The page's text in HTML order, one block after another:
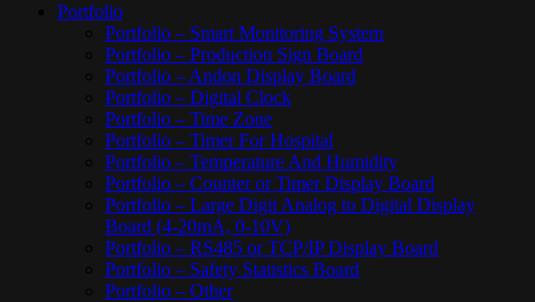
Portfolio
Portfolio – Smart Monitoring System
Portfolio – Production Sign Board
Portfolio – Andon Display Board
Portfolio – Digital Clock
Portfolio – Time Zone
Portfolio – Timer For Hospital
Portfolio – Temperature And Humidity
Portfolio – Counter or Timer Display Board
Portfolio – Large Digit Analog to Digital Display
Board (4-20mA, 0-10V)
Portfolio – RS485 or TCP/IP Display Board
Portfolio – Safety Statistics Board
Portfolio – Other